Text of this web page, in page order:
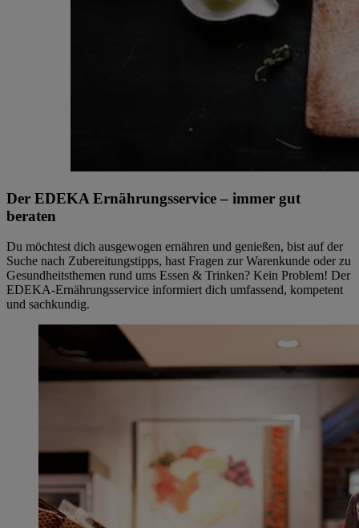
Der EDEKA Ernährungsservice – immer gut
beraten
Du möchtest dich ausgewogen ernähren und genießen, bist auf der
Suche nach Zubereitungstipps, hast Fragen zur Warenkunde oder zu
Gesundheitsthemen rund ums Essen & Trinken? Kein Problem! Der
EDEKA-Ernährungsservice informiert dich umfassend, kompetent
und sachkundig.